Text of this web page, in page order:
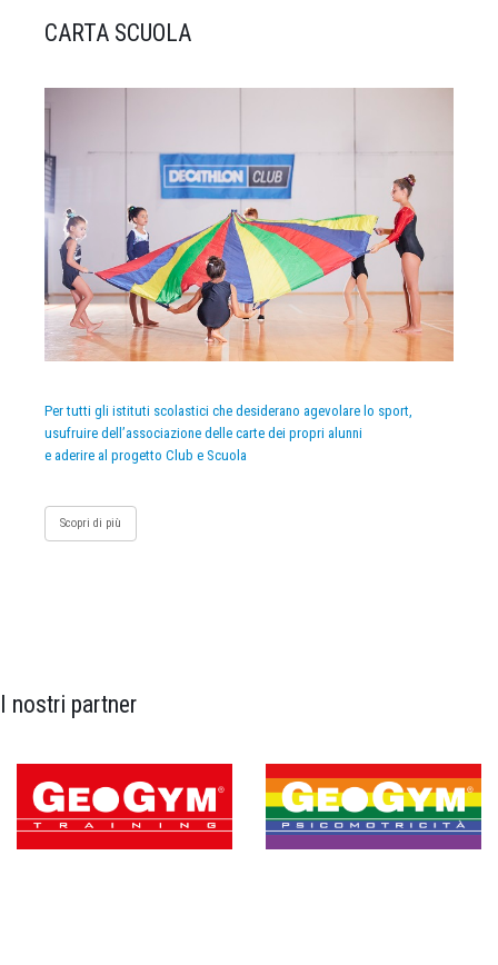
CARTA SCUOLA
Per tutti gli istituti scolastici che desiderano agevolare lo sport,
usufruire dell’associazione delle carte dei propri alunni
e aderire al progetto Club e Scuola
Scopri di più
I nostri partner